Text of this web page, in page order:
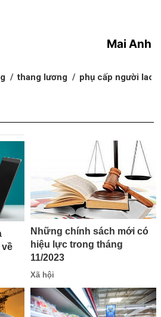
Mai Anh
thang lương phụ cấp người lao
về
Những chính sách mới có
hiệu lực trong tháng
11/2023
Xã hội